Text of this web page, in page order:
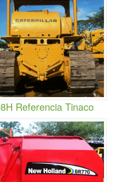
Referencia Tinaco